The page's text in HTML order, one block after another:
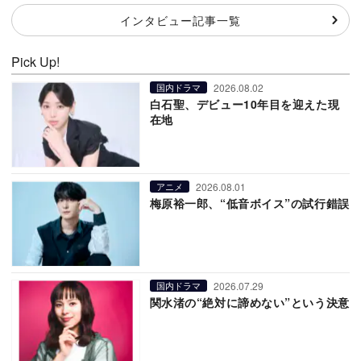
インタビュー記事一覧
Pick Up!
国内ドラマ 2026.08.02
白石聖、デビュー10年目を迎えた現
在地
アニメ 2026.08.01
梅原裕一郎、“低音ボイス”の試行錯誤
国内ドラマ 2026.07.29
関水渚の“絶対に諦めない”という決意